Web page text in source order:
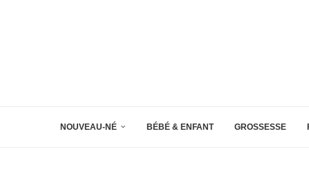
NOUVEAU-NÉ BÉBÉ & ENFANT GROSSESSE